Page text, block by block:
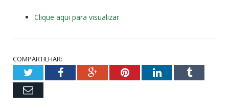
Clique aqui para visualizar
COMPARTILHAR:
TwitterFacebookGoogle+PinterestLinkedInTumblr
Email